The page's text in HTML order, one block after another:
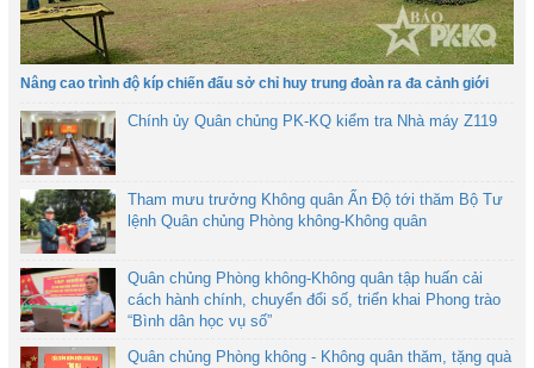
Nâng cao trình độ kíp chiến đấu sở chỉ huy trung đoàn ra đa cảnh giới
Chính ủy Quân chủng PK-KQ kiểm tra Nhà máy Z119
Tham mưu trưởng Không quân Ấn Độ tới thăm Bộ Tư
lệnh Quân chủng Phòng không-Không quân
Quân chủng Phòng không-Không quân tập huấn cải
cách hành chính, chuyển đổi số, triển khai Phong trào
“Bình dân học vụ số”
Quân chủng Phòng không - Không quân thăm, tặng quà